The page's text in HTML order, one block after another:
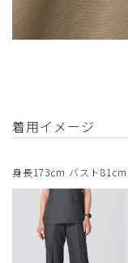
着用イメージ
身長173cm バスト